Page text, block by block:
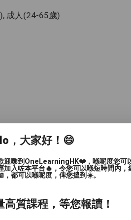
成人(24-65歲)
, 觀塘區, 深水埗區, 黃大仙區, 油
其他（彈性或無固定地點）
，大家好！😄
迎嚟到OneLearningHK❤️，喺呢度您可
加入咗本平台🔥，令您可以喺短時間內
，都可以喺呢度，俾您搵到☀️。
高質課程，等您報讀！